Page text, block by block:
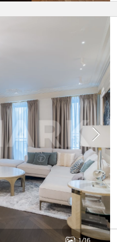
1 16